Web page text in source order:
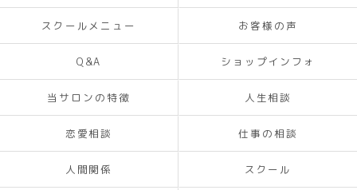
スクールメニュー お客様の声
Q&A ショップインフォ
当サロンの特徴 人生相談
恋愛相談 仕事の相談
人間関係 スクール